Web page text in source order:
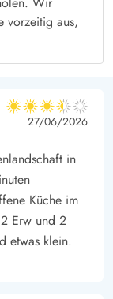
vorzeitig aus,
3.5 von 5
3.5 von 5
3.5 out of 5
27/06/2026
in
Küche im
Erw und 2
etwas klein.